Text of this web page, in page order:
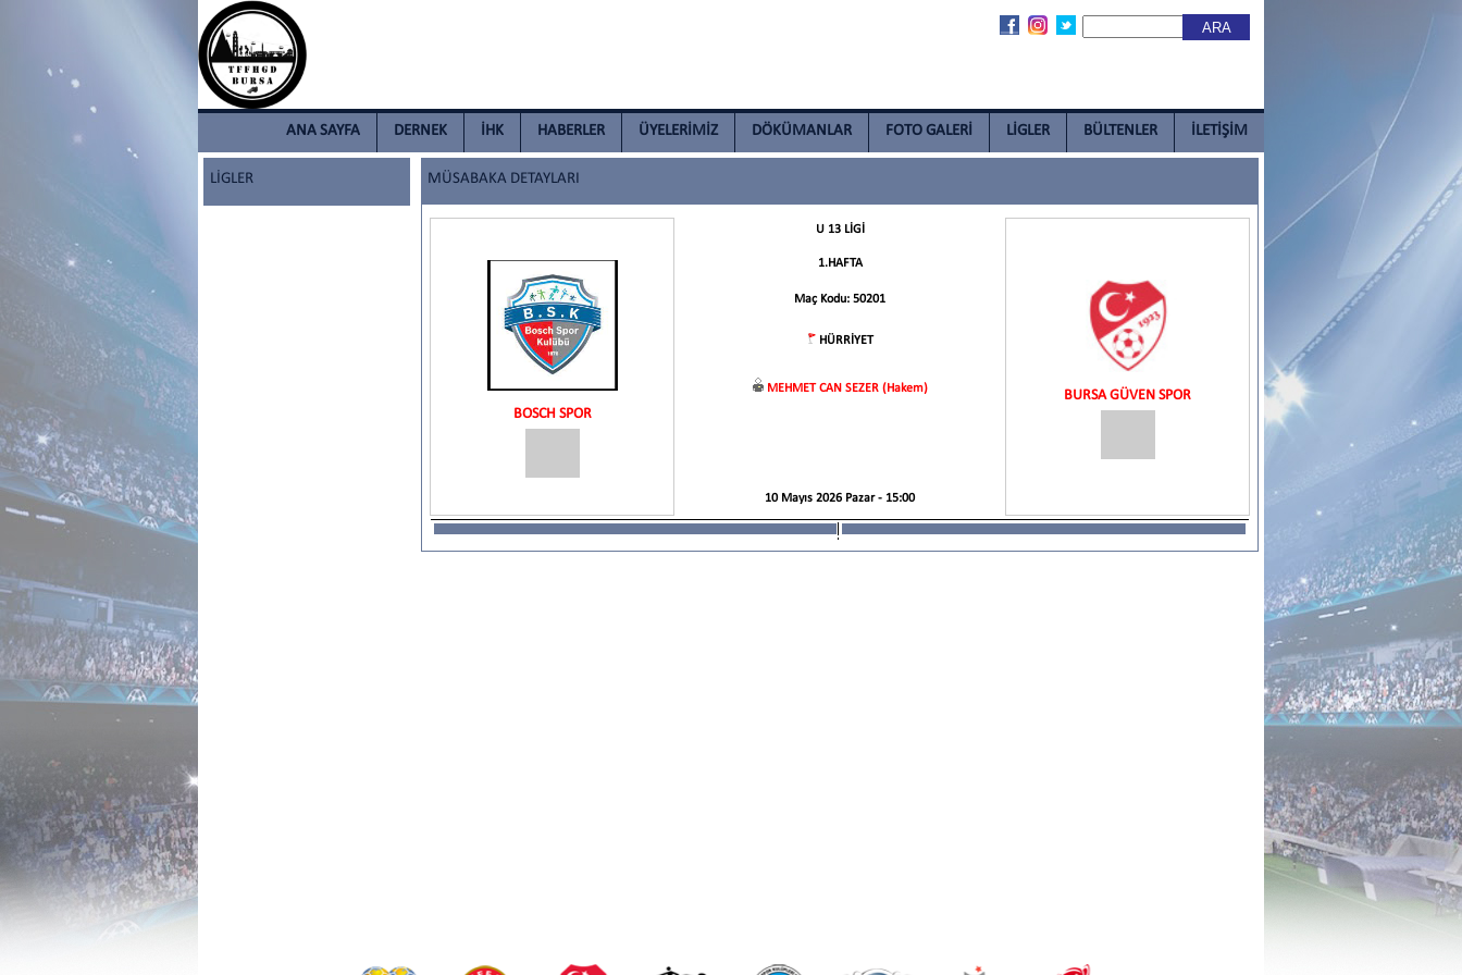
ANA SAYFA DERNEK İHK HABERLER ÜYELERİMİZ DÖKÜMANLAR FOTO GALERİ LİGLER BÜLTENLER İLETİŞİM
LİGLER MÜSABAKA DETAYLARI
BOSCH SPOR
U 13 LİGİ
1.HAFTA
Maç Kodu: 50201
HÜRRİYET
MEHMET CAN SEZER (Hakem)
10 Mayıs 2026 Pazar - 15:00
BURSA GÜVEN SPOR